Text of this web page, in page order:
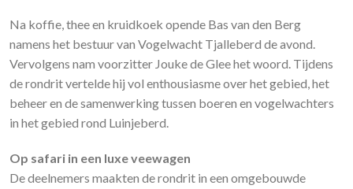
Na koffie, thee en kruidkoek opende Bas van den Berg
namens het bestuur van Vogelwacht Tjalleberd de avond.
Vervolgens nam voorzitter Jouke de Glee het woord. Tijdens
de rondrit vertelde hij vol enthousiasme over het gebied, het
beheer en de samenwerking tussen boeren en vogelwachters
in het gebied rond Luinjeberd.
Op safari in een luxe veewagen
De deelnemers maakten de rondrit in een omgebouwde